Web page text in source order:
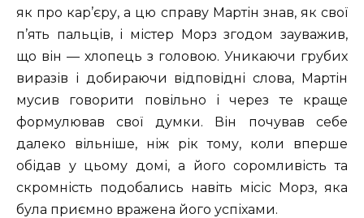
як про кар’єру, а цю справу Мартін знав, як свої
п’ять пальців, і містер Морз згодом зауважив,
що він — хлопець з головою. Уникаючи грубих
виразів і добираючи відповідні слова, Мартін
мусив говорити повільно і через те краще
формулював свої думки. Він почував себе
далеко вільніше, ніж рік тому, коли вперше
обідав у цьому домі, а його соромливість та
скромність подобались навіть місіс Морз, яка
була приємно вражена його успіхами.